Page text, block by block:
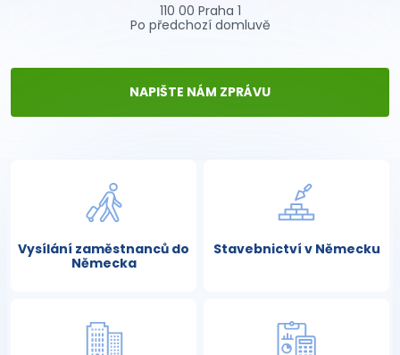
110 00 Praha 1
Po předchozí domluvě
NAPIŠTE NÁM ZPRÁVU
Vysílání zaměstnanců do
Německa
Stavebnictví v Německu